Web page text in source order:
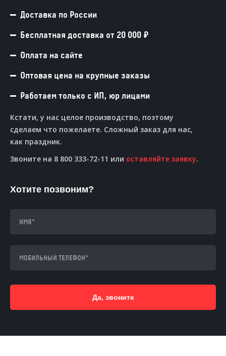
Доставка по России
Бесплатная доставка от 20 000 ₽
Оплата на сайте
Оптовая цена на крупные заказы
Работаем только с ИП, юр лицами
Кстати, у нас целое производство, поэтому
сделаем что пожелаете. Сложный заказ для нас,
как праздник.
Звоните на 8 800 333-72-11 или оставляйте заявку.
Хотите позвоним?
Да, звоните